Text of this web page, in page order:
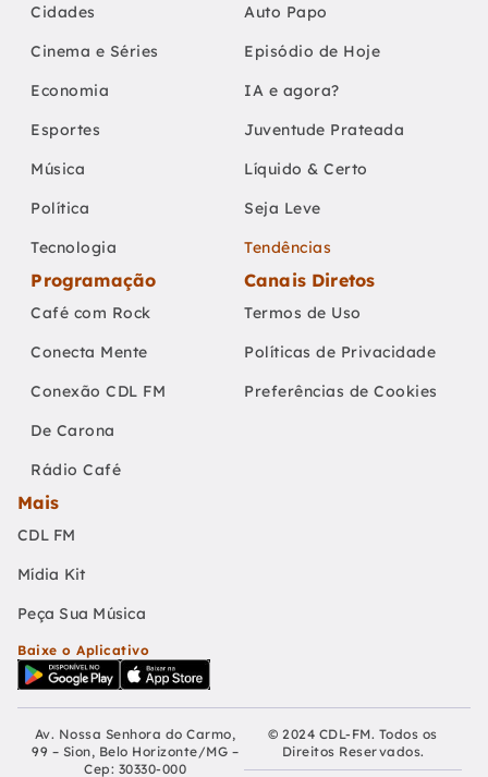
Cidades
Cinema e Séries
Economia
Esportes
Música
Política
Tecnologia
Auto Papo
Episódio de Hoje
IA e agora?
Juventude Prateada
Líquido & Certo
Seja Leve
Tendências
Programação
Café com Rock
Conecta Mente
Conexão CDL FM
De Carona
Rádio Café
Canais Diretos
Termos de Uso
Políticas de Privacidade
Preferências de Cookies
Mais
CDL FM
Mídia Kit
Peça Sua Música
Baixe o Aplicativo
Av. Nossa Senhora do Carmo,
99 – Sion, Belo Horizonte/MG –
Cep: 30330-000
© 2024 CDL-FM. Todos os
Direitos Reservados.